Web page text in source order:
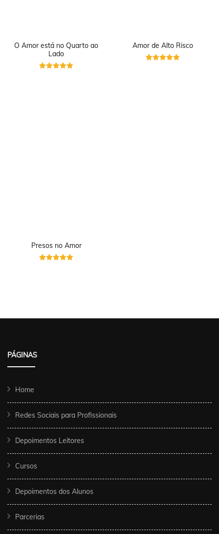
O Amor está no Quarto ao
Lado
Amor de Alto Risco
Presos no Amor
PÁGINAS
Home
Redes Sociais para Profissionais
Depoimentos Leitores
Cursos
Depoimentos dos Alunos
Parcerias